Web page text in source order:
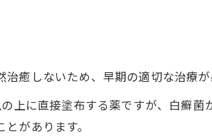
治癒しないため、早期の適切な治療
上に直接塗布する薬ですが、白癬
があります。